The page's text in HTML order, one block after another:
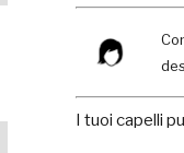
I tuoi capelli